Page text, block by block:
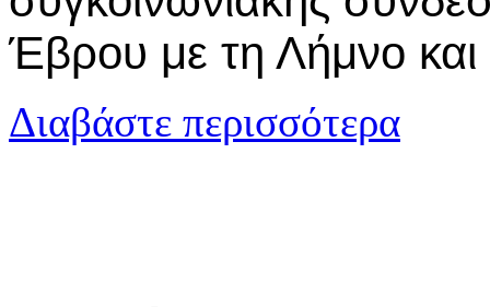
Έβρου με τη Λήμνο και
Διαβάστε περισσότερα